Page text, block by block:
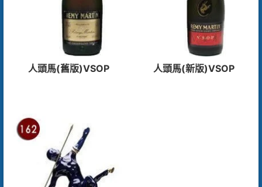
人頭馬(舊版)VSOP 人頭馬(新版)VSOP